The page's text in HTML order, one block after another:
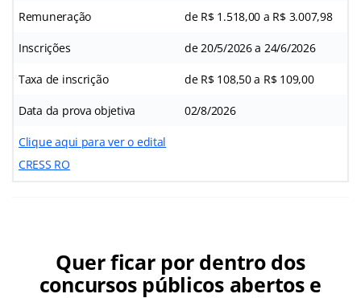
Remuneração de R$ 1.518,00 a R$ 3.007,98
Inscrições de 20/5/2026 a 24/6/2026
Taxa de inscrição de R$ 108,50 a R$ 109,00
Data da prova objetiva 02/8/2026
Clique aqui para ver o edital
CRESS RO
Quer ficar por dentro dos
concursos públicos abertos e